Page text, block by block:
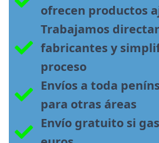
ofrecen productos
Trabajamos
fabricantes y
proceso
Envíos a toda
para otras áreas
Envío gratuito si